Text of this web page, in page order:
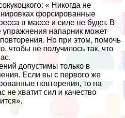
« Никогда не
форсированные
в массе и силе не будет. В
напарник может
Но при этом, помочь
чтобы не получилось так, что
допустимы только в
Если вы с первого же
повторения, то на
не хватит сил и качество